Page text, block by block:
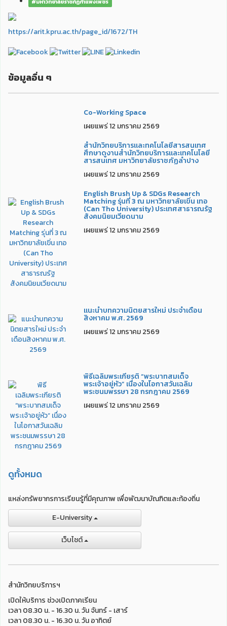
https://arit.kpru.ac.th/page_id/1672/TH
ข้อมูลอื่น ๆ
Co-Working Space
เผยแพร่ 12 มกราคม 2569
สำนักวิทยบริการและทคโนโลยีสารสนเทศ
ศึกษาดูงานสำนักวิทยบริการและเทคโนโลยี
สารสนเทศ มหาวิทยาลัยราชภัฏลำปาง
เผยแพร่ 12 มกราคม 2569
English Brush Up & SDGs Research
Matching รุ่นที่ 3 ณ มหาวิทยาลัยเขิ่น เทอ
(Can Tho University) ประเทศสาธารณรัฐ
สังคมนิยมเวียดนาม
เผยแพร่ 12 มกราคม 2569
แนะนำบทความนิตยสารใหม่ ประจำเดือน
สิงหาคม พ.ศ. 2569
เผยแพร่ 12 มกราคม 2569
พิธีเฉลิมพระเกียรติ “พระบาทสมเด็จ
พระเจ้าอยู่หัว” เนื่องในโอกาสวันเฉลิม
พระชนมพรรษา 28 กรกฎาคม 2569
เผยแพร่ 12 มกราคม 2569
ดูทั้งหมด
แหล่งทรัพยากรการเรียนรู้ที่มีคุณภาพ เพื่อพัฒนาบัณฑิตและท้องถิ่น
E-University
เว็บไชต์
สำนักวิทยบริการฯ
เปิดให้บริการ ช่วงเปิดภาคเรียน
เวลา 08.30 น. - 16.30 น. วัน จันทร์ - เสาร์
เวลา 08.30 น. - 16.30 น. วัน อาทิตย์